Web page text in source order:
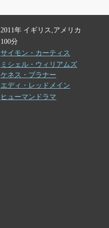
2011年 イギリス,アメリカ
100分
サイモン・カーティス
ミシェル・ウィリアムズ
ケネス・ブラナー
エディ・レッドメイン
ヒューマンドラマ